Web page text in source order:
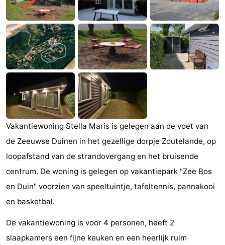
Zandput
Duinzicht
-
Joossesweg
-
Kustlicht
-
Meerpaal
Strandcamping
Valkenisse
-
Zee,
en
Hotels
Beach
do
Museums
-
Vakantiewoning Stella Maris is gelegen aan de voet van
de Zeeuwse Duinen in het gezellige dorpje Zoutelande, op
loopafstand van de strandovergang en het bruisende
centrum. De woning is gelegen op vakantiepark "Zee Bos
en Duin" voorzien van speeltuintje, tafeltennis, pannakooi
en basketbal.
De vakantiewoning is voor 4 personen, heeft 2
slaapkamers een fijne keuken en een heerlijk ruim